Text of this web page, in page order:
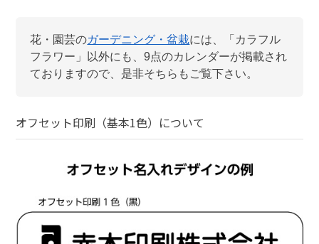
花・園芸のガーデニング・盆栽には、「 カラフル
フラワー 」以外にも、9点のカレンダーが掲載され
ておりますので、是非そちらもご覧下さい。
オフセット印刷（基本1色） について